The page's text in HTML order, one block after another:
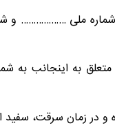
ملی ………………
به اینجانب
زمان سرقت،